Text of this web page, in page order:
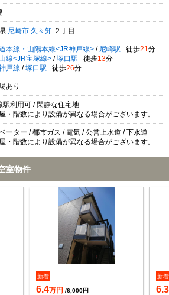
尼崎市 久々知 ２丁目
本線・山陽本線<JR神戸線> / 尼崎駅 徒歩21 分
線<JR宝塚線> / 塚口駅 徒歩13分
戸線 / 塚口駅 徒歩26分
あり
駅利用可 / 閑静な住宅地
・階数により設備が異なる場合がございます。
ーター / 都市ガス / 電気 / 公営上水道 / 下水道
・階数により設備が異なる場合がございます。
室物件
新着
6.4万円 /6,000円
新着
6.3